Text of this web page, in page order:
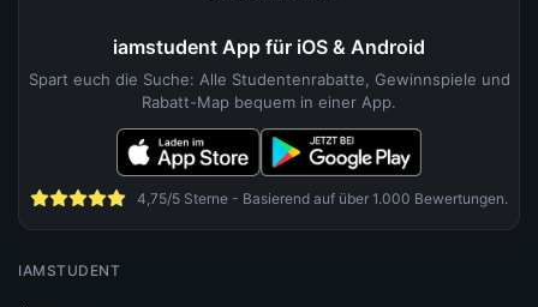
iamstudent App für iOS & Android
Spart euch die Suche: Alle Studentenrabatte, Gewinnspiele und
Rabatt-Map bequem in einer App.
4,75/5 Sterne - Basierend auf über 1.000 Bewertungen.
IAMSTUDENT